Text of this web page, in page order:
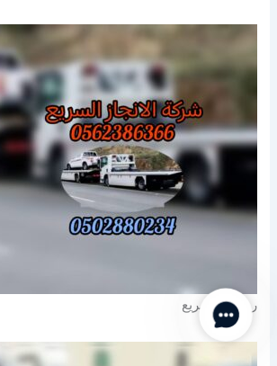
ريكفري سريع
Contact Us